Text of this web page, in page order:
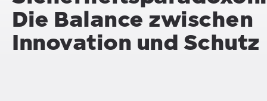
Die Balance zwischen
Innovation und Schutz